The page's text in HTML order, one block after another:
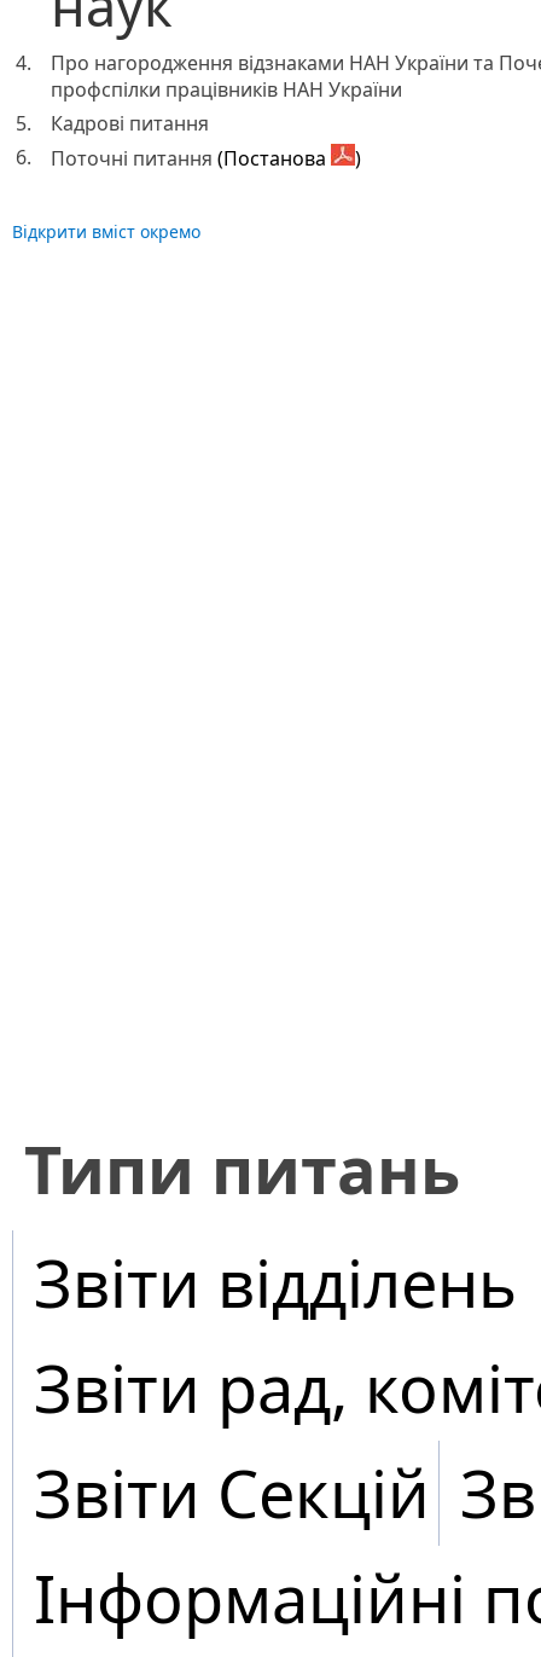
4.
Про нагородження відзнаками НАН України та
профспілки працівників НАН України
5.
Кадрові питання
6.
Поточні питання (Постанова )
Відкрити вміст окремо
​Типи питань
Звіти відділень
Звіти рад,
Звіти Секцій
Інформаційні